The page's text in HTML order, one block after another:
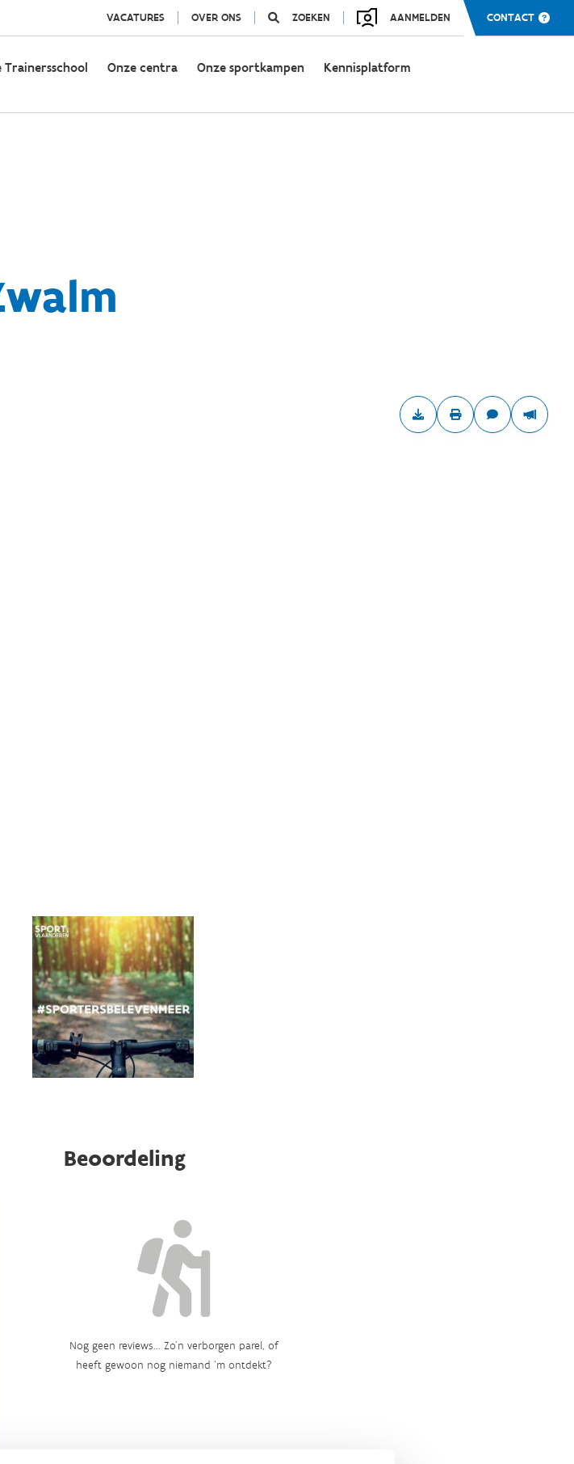
VACATURES OVER ONS ZOEKEN AANMELDEN CONTACT
Trainersschool Onze centra Onze sportkampen Kennisplatform
Beoordeling
Nog geen reviews... Zo’n verborgen parel, of
heeft gewoon nog niemand ‘m ontdekt?